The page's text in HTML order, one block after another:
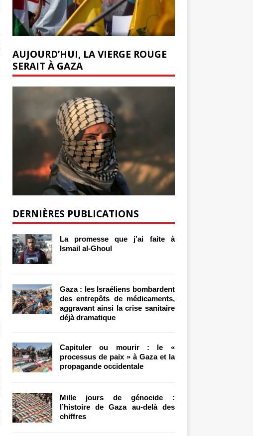
AUJOURD’HUI, LA VIERGE ROUGE
SERAIT À GAZA
DERNIÈRES PUBLICATIONS
La promesse que j’ai faite à
Ismail al-Ghoul
Gaza : les Israéliens bombardent
des entrepôts de médicaments,
aggravant ainsi la crise sanitaire
déjà dramatique
Capituler ou mourir : le «
processus de paix » à Gaza et la
propagande occidentale
Mille jours de génocide :
l’histoire de Gaza au-delà des
chiffres